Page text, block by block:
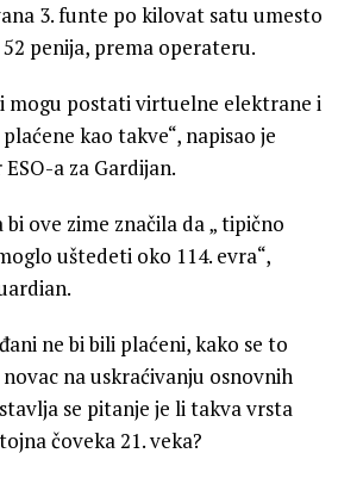
3. funte po kilovat satu umesto
penija, prema operateru.
mogu postati virtuelne elektrane i
kao takve“, napisao je
a za Gardijan.
ove zime značila da „ tipično
uštedeti oko 114. evra“,
ne bi bili plaćeni, kako se to
na uskraćivanju osnovnih
se pitanje je li takva vrsta
čoveka 21. veka?